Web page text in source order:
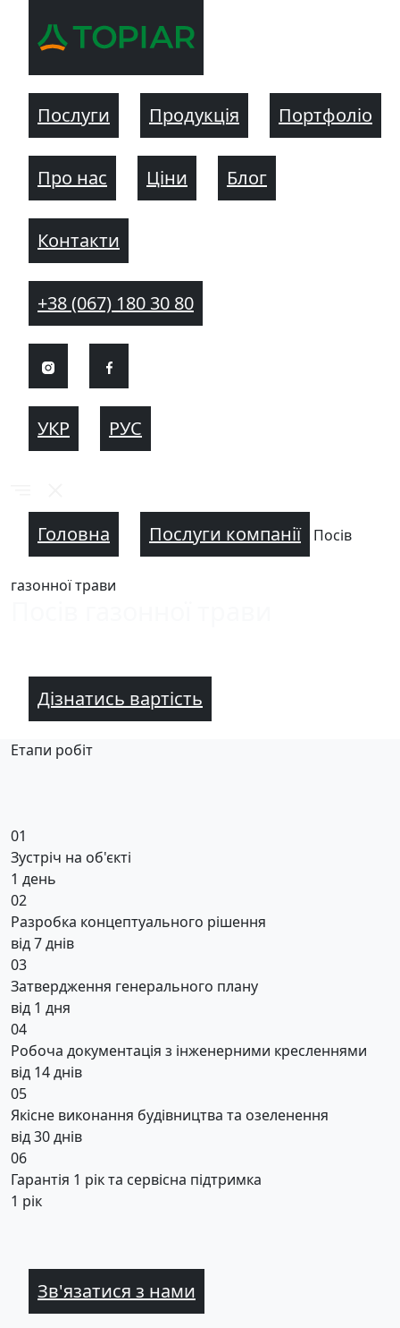
Послуги Продукція Портфоліо
Про нас Ціни Блог
Контакти
+38 (067) 180 30 80
УКР РУС
Головна Послуги компанії Посів
газонної трави
Дізнатись вартість
Етапи робіт
01
Зустріч на об'єкті
1 день
02
Разробка концептуального рішення
від 7 днів
03
Затвердження генерального плану
від 1 дня
04
Робоча документація з інженерними кресленнями
від 14 днів
05
Якісне виконання будівництва та озеленення
від 30 днів
06
Гарантія 1 рік та сервісна підтримка
1 рік
Зв'язатися з нами